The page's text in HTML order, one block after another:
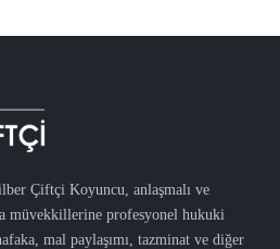
Çiftçi Koyuncu, anlaşmalı ve
müvekkillerine profesyonel hukuki
mal paylaşımı, tazminat ve diğer